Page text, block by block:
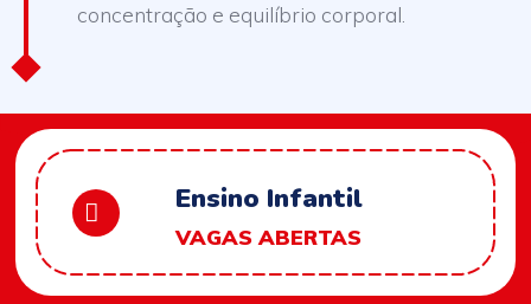
concentração e equilíbrio corporal.
Ensino Infantil
VAGAS ABERTAS